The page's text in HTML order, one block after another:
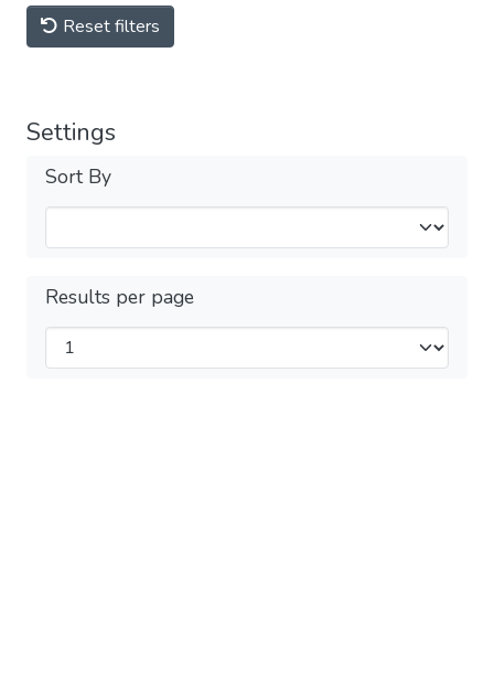
Reset filters
Settings
Sort By
Results per page